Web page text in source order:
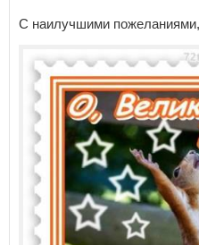
С наилучшими пожеланиями,